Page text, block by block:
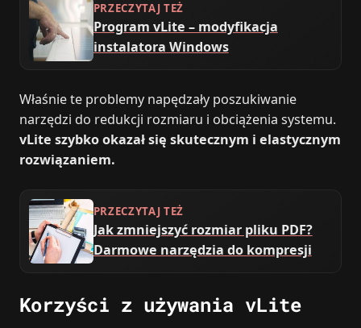
PRZECZYTAJ TEŻ
Program vLite – modyfikacja
instalatora Windows
Właśnie te problemy napędzały poszukiwanie
narzędzi do redukcji rozmiaru i obciążenia systemu.
vLite szybko okazał się skutecznym i elastycznym
rozwiązaniem.
PRZECZYTAJ TEŻ
Jak zmniejszyć rozmiar pliku PDF?
Darmowe narzędzia do kompresji
Korzyści z używania vLite